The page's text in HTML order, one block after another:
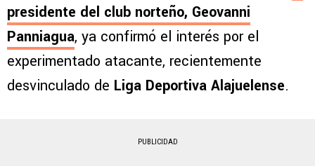
presidente del club norteño, Geovanni
Panniagua, ya confirmó el interés por el
experimentado atacante, recientemente
desvinculado de Liga Deportiva Alajuelense.
PUBLICIDAD